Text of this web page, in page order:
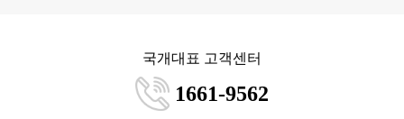
국개대표 고객센터
1661-9562